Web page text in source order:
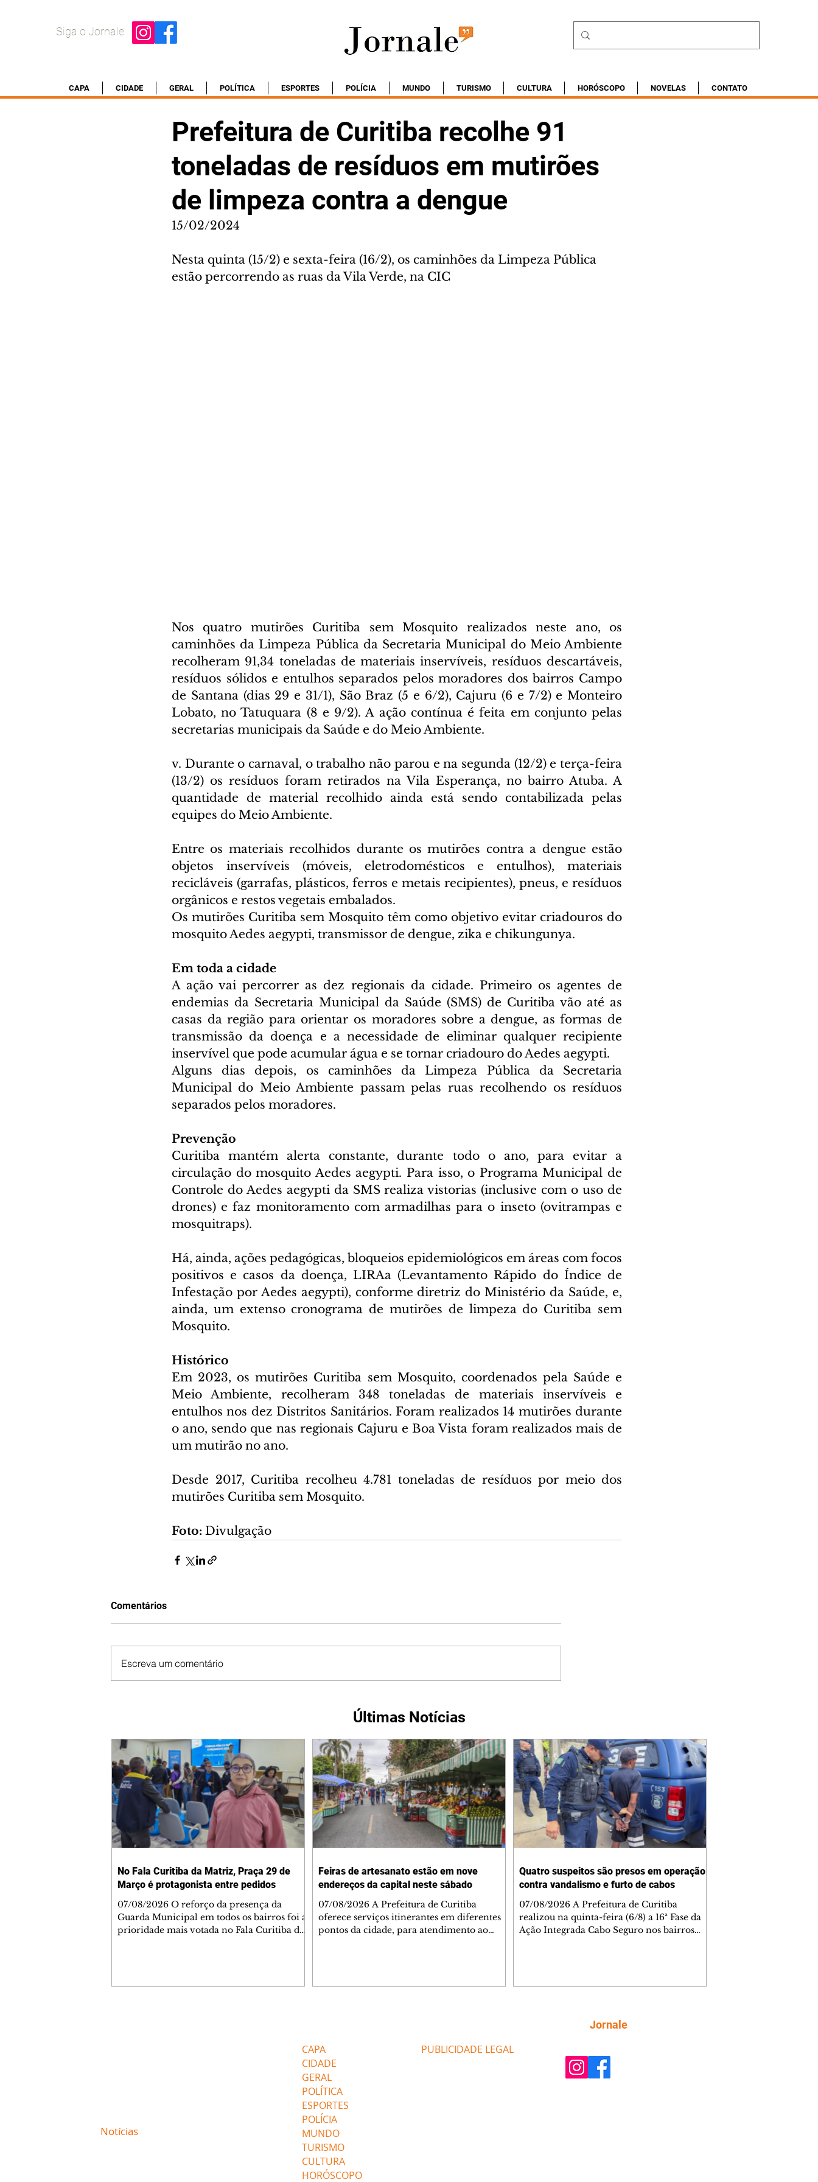
Siga o Jornale
CAPA CIDADE GERAL POLÍTICA ESPORTES POLÍCIA MUNDO TURISMO CULTURA HORÓSCOPO NOVELAS CONTATO
Prefeitura de Curitiba recolhe 91
toneladas de resíduos em mutirões
de limpeza contra a dengue
15/02/2024
Nesta quinta (15/2) e sexta-feira (16/2), os caminhões da Limpeza Pública
estão percorrendo as ruas da Vila Verde, na CIC
Nos quatro mutirões Curitiba sem Mosquito realizados neste ano, os
caminhões da Limpeza Pública da Secretaria Municipal do Meio Ambiente
recolheram 91,34 toneladas de materiais inservíveis, resíduos descartáveis,
resíduos sólidos e entulhos separados pelos moradores dos bairros Campo
de Santana (dias 29 e 31/1), São Braz (5 e 6/2), Cajuru (6 e 7/2) e Monteiro
Lobato, no Tatuquara (8 e 9/2). A ação contínua é feita em conjunto pelas
secretarias municipais da Saúde e do Meio Ambiente.
v. Durante o carnaval, o trabalho não parou e na segunda (12/2) e terça-feira
(13/2) os resíduos foram retirados na Vila Esperança, no bairro Atuba. A
quantidade de material recolhido ainda está sendo contabilizada pelas
equipes do Meio Ambiente.
Entre os materiais recolhidos durante os mutirões contra a dengue estão
objetos inservíveis (móveis, eletrodomésticos e entulhos), materiais
recicláveis (garrafas, plásticos, ferros e metais recipientes), pneus, e resíduos
orgânicos e restos vegetais embalados.
Os mutirões Curitiba sem Mosquito têm como objetivo evitar criadouros do
mosquito Aedes aegypti, transmissor de dengue, zika e chikungunya.
Em toda a cidade
A ação vai percorrer as dez regionais da cidade. Primeiro os agentes de
endemias da Secretaria Municipal da Saúde (SMS) de Curitiba vão até as
casas da região para orientar os moradores sobre a dengue, as formas de
transmissão da doença e a necessidade de eliminar qualquer recipiente
inservível que pode acumular água e se tornar criadouro do Aedes aegypti.
Alguns dias depois, os caminhões da Limpeza Pública da Secretaria
Municipal do Meio Ambiente passam pelas ruas recolhendo os resíduos
separados pelos moradores.
Prevenção
Curitiba mantém alerta constante, durante todo o ano, para evitar a
circulação do mosquito Aedes aegypti. Para isso, o Programa Municipal de
Controle do Aedes aegypti da SMS realiza vistorias (inclusive com o uso de
drones) e faz monitoramento com armadilhas para o inseto (ovitrampas e
mosquitraps).
Há, ainda, ações pedagógicas, bloqueios epidemiológicos em áreas com focos
positivos e casos da doença, LIRAa (Levantamento Rápido do Índice de
Infestação por Aedes aegypti), conforme diretriz do Ministério da Saúde, e,
ainda, um extenso cronograma de mutirões de limpeza do Curitiba sem
Mosquito.
Histórico
Em 2023, os mutirões Curitiba sem Mosquito, coordenados pela Saúde e
Meio Ambiente, recolheram 348 toneladas de materiais inservíveis e
entulhos nos dez Distritos Sanitários. Foram realizados 14 mutirões durante
o ano, sendo que nas regionais Cajuru e Boa Vista foram realizados mais de
um mutirão no ano.
Desde 2017, Curitiba recolheu 4.781 toneladas de resíduos por meio dos
mutirões Curitiba sem Mosquito.
Foto: Divulgação
Comentários
Escreva um comentário
Últimas Notícias
No Fala Curitiba da Matriz, Praça 29 de
Março é protagonista entre pedidos
07/08/2026 O reforço da presença da
Guarda Municipal em todos os bairros foi a
prioridade mais votada no Fala Curitiba da
comunidade pediu a intensificação do aten
Feiras de artesanato estão em nove
endereços da capital neste sábado
07/08/2026 A Prefeitura de Curitiba
oferece serviços itinerantes em diferentes
pontos da cidade, para atendimento ao
HauerRua Miguel Poholink, 114 – Passarela
do HauerHorário:
Quatro suspeitos são presos em operação
contra vandalismo e furto de cabos
07/08/2026 A Prefeitura de Curitiba
realizou na quinta-feira (6/8) a 16ª Fase da
Ação Integrada Cabo Seguro nos bairros
mobiliário de um ponto de ônibus furtados.
O dono do local foi preso em flagrante pela
Notícias
CAPA
CIDADE
GERAL
POLÍTICA
ESPORTES
POLÍCIA
MUNDO
TURISMO
CULTURA
HORÓSCOPO
PUBLICIDADE LEGAL
Jornale